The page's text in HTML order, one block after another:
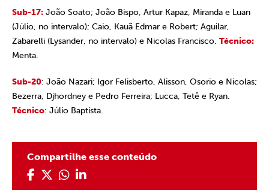
Sub-17: João Soato; João Bispo, Artur Kapaz, Miranda e Luan
(Júlio, no intervalo); Caio, Kauã Edmar e Robert; Aguilar,
Zabarelli (Lysander, no intervalo) e Nicolas Francisco. Técnico:
Menta.
Sub-20: João Nazari; Igor Felisberto, Alisson, Osorio e Nicolas;
Bezerra, Djhordney e Pedro Ferreira; Lucca, Tetê e Ryan.
Técnico: Júlio Baptista.
Compartilhe esse conteúdo